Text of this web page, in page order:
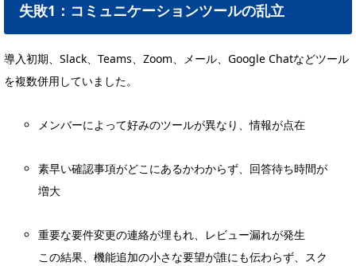
失敗1：コミュニケーションツールの乱立
導入初期、Slack、Teams、Zoom、メール、Google Chatなどツール
を複数併用していました。
メンバーによって好みのツールが異なり、情報が点在
素早い確認事項がどこにあるかわからず、回答待ち時間が
増大
重要な要件変更の連絡が埋もれ、レビュー漏れが発生
この結果、機能追加の小さな要望が誰にも伝わらず、スク